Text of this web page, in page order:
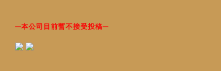
─本公司目前暫不接受投稿─